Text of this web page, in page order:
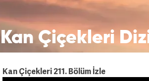
Kan Çiçekleri
Kan Çiçekleri 211. Bölüm İzle